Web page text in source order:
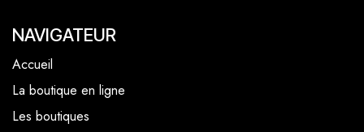
NAVIGATEUR
Accueil
La boutique en ligne
Les boutiques